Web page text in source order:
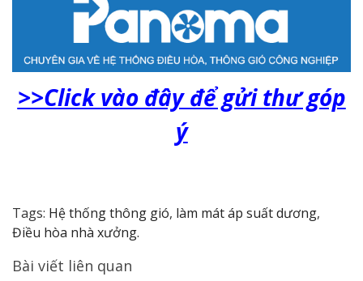
>>Click vào đây để gửi thư góp
ý
Tags: Hệ thống thông gió, làm mát áp suất dương,
Điều hòa nhà xưởng.
Bài viết liên quan